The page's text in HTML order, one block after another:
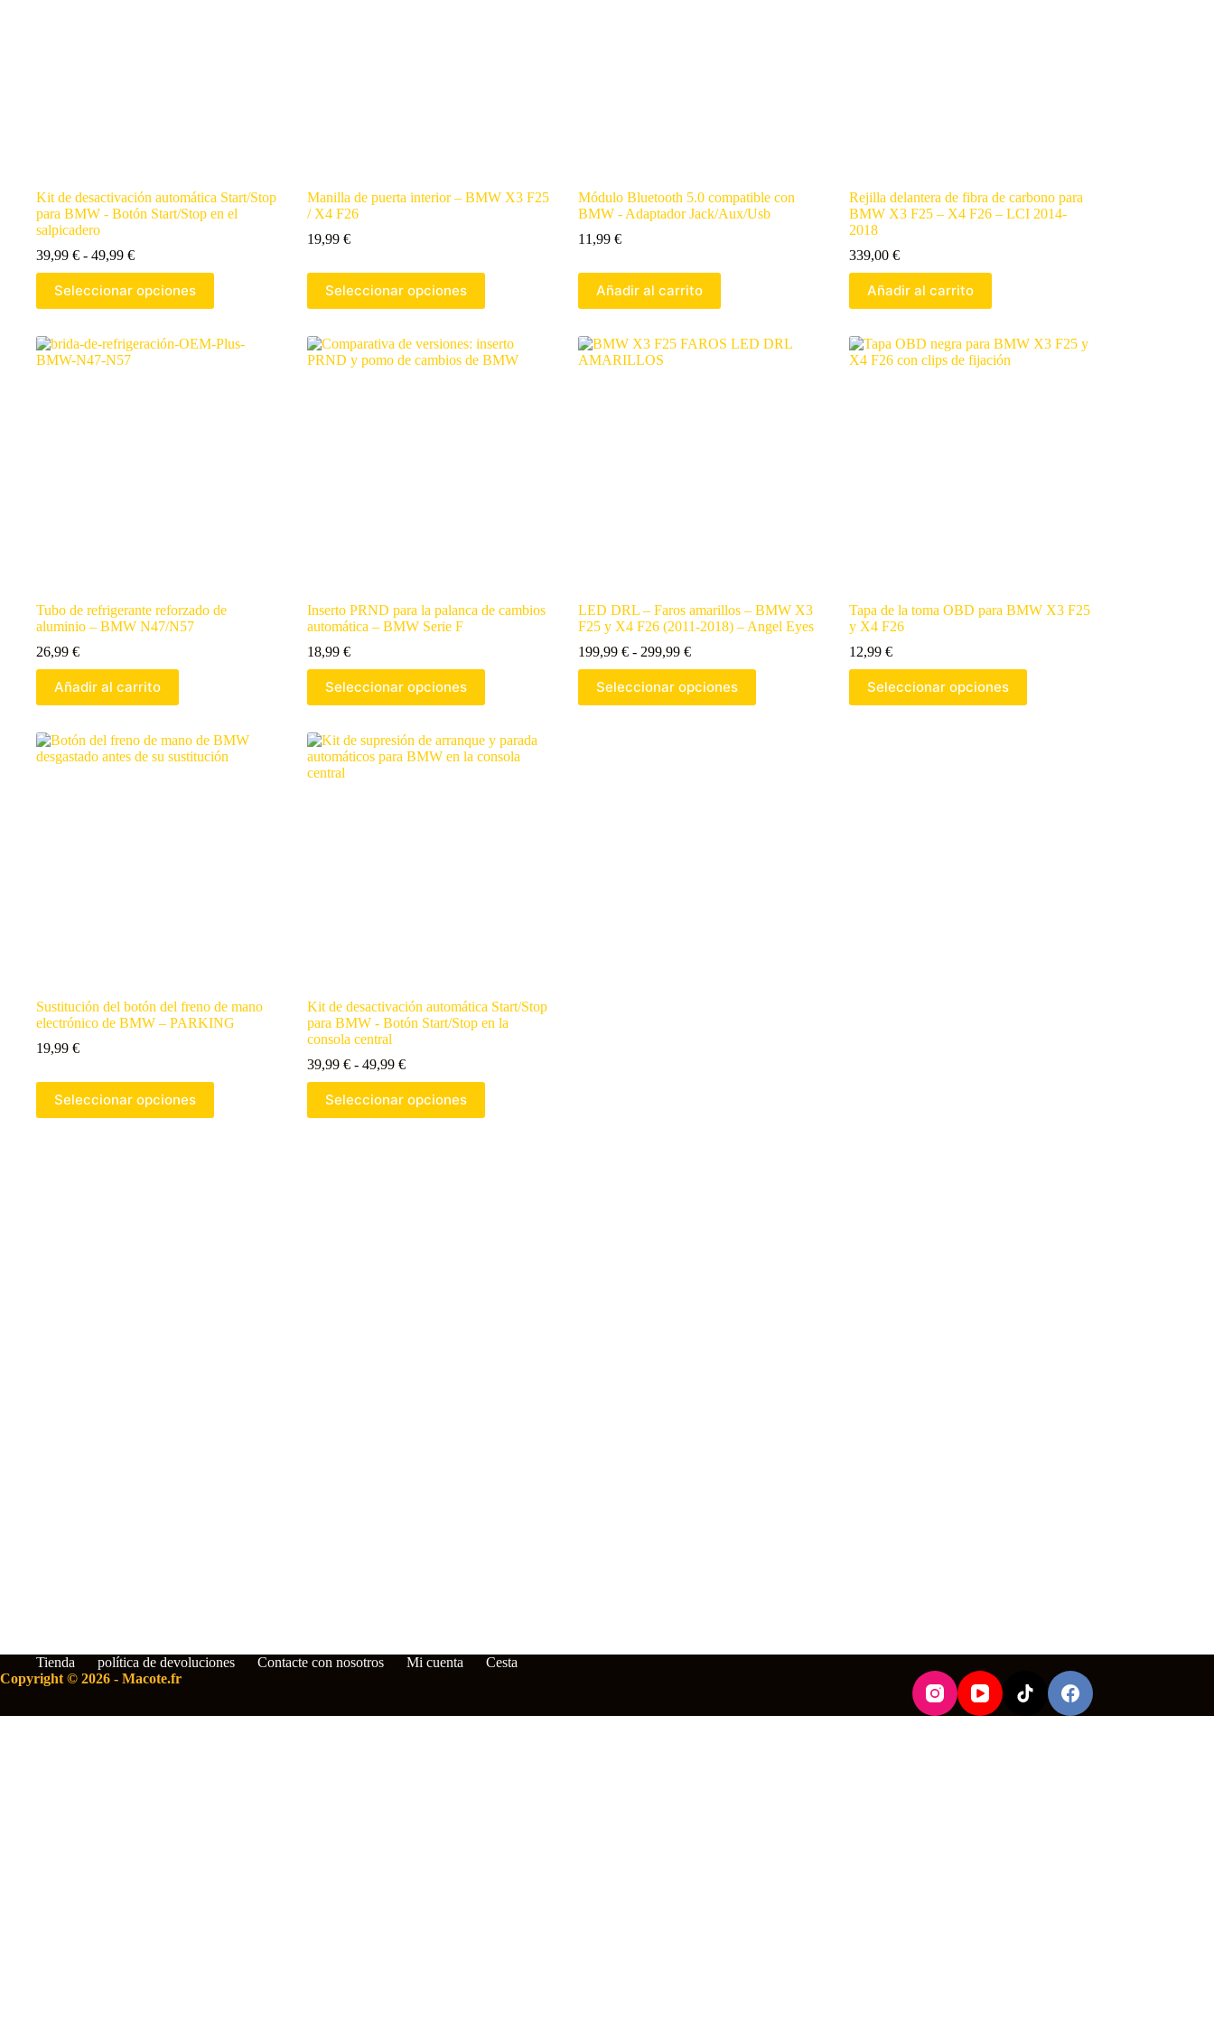
Kit de desactivación automática Start/Stop
para BMW - Botón Start/Stop en el
salpicadero
39,99 € - 49,99 €
Seleccionar opciones
Manilla de puerta interior – BMW X3 F25
/ X4 F26
19,99 €
Seleccionar opciones
Módulo Bluetooth 5.0 compatible con
BMW - Adaptador Jack/Aux/Usb
11,99 €
Añadir al carrito
Rejilla delantera de fibra de carbono para
BMW X3 F25 – X4 F26 – LCI 2014-
2018
339,00 €
Añadir al carrito
Tubo de refrigerante reforzado de
aluminio – BMW N47/N57
26,99 €
Añadir al carrito
Inserto PRND para la palanca de cambios
automática – BMW Serie F
18,99 €
Seleccionar opciones
LED DRL – Faros amarillos – BMW X3
F25 y X4 F26 (2011-2018) – Angel Eyes
199,99 € - 299,99 €
Seleccionar opciones
Tapa de la toma OBD para BMW X3 F25
y X4 F26
12,99 €
Seleccionar opciones
Sustitución del botón del freno de mano
electrónico de BMW – PARKING
19,99 €
Seleccionar opciones
Kit de desactivación automática Start/Stop
para BMW - Botón Start/Stop en la
consola central
39,99 € - 49,99 €
Seleccionar opciones
Tienda política de devoluciones Contacte con nosotros Mi cuenta
Cesta
Copyright © 2026 - Macote.fr